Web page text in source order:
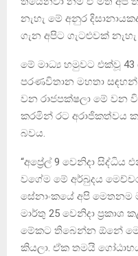
නැහැ මේ අනුර
ගැන අපිට ගැටළුවක්
මේ මාධ්‍ය හමුවට එක්වූ
පරණවිතාන මහතා
වන රාජපක්ෂලා මේ වන
කරමින් රට අරාජිකත්වය
බවය.
“අප්‍රේල් 9 වෙනිදා
වගේම මේ අර්බුදය
සේනාංකයේ අපි මෙතනම
මාර්තු 25 වෙනිදා ප්‍රකාශ
මේකට තිබෙන්න ඕනේ
කියලා. ඒක තමයි